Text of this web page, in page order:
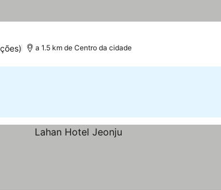
a 1.5 km de Centro da cidade